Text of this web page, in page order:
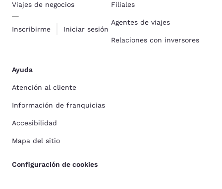
Viajes de negocios
Inscribirme Iniciar sesión
Filiales
Agentes de viajes
Relaciones con inversores
Ayuda
Atención al cliente
Información de franquicias
Accesibilidad
Mapa del sitio
Configuración de cookies